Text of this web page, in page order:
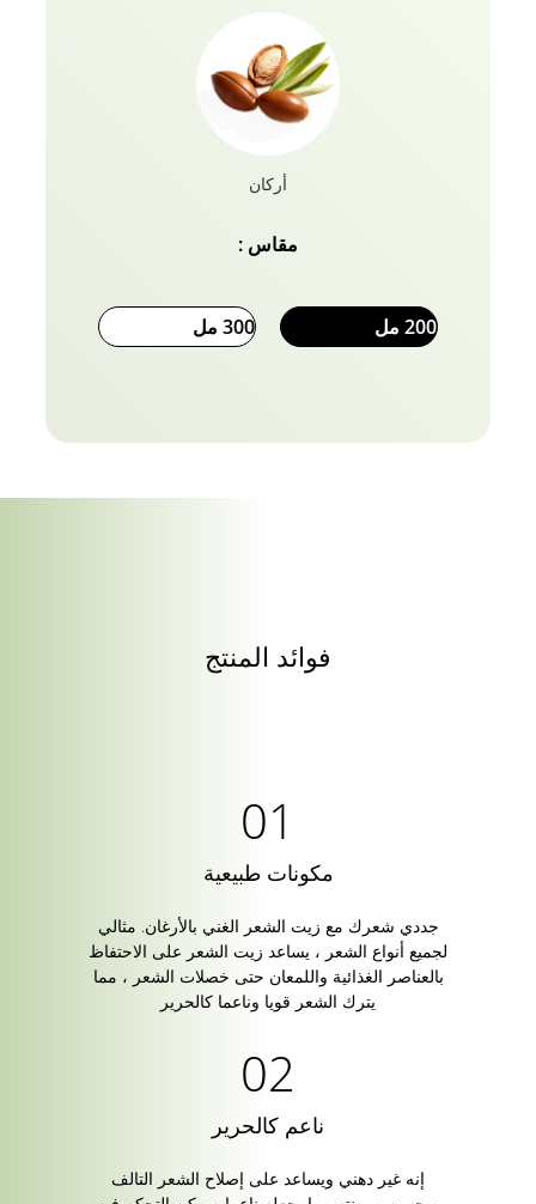
حماية وإحياء وفك تشابك شعرك الطبيعي والشعر
المستعار ووصلات أي ملمس. قومي بتقوية شعرك من
الجذور إلى الأطراف مع زيت فاتيكا ناتشورالز للشعر
الغني بالأرغان بالفيتامينات النابضة بالحياة!
أركان
مقاس :
200 مل 300 مل
فوائد المنتج
مكونات طبيعية
جددي شعرك مع زيت الشعر الغني بالأرغان. مثالي
لجميع أنواع الشعر ، يساعد زيت الشعر على الاحتفاظ
بالعناصر الغذائية واللمعان حتى خصلات الشعر ، مما
يترك الشعر قويا وناعما كالحرير
ناعم كالحرير
إنه غير دهني ويساعد على إصلاح الشعر التالف